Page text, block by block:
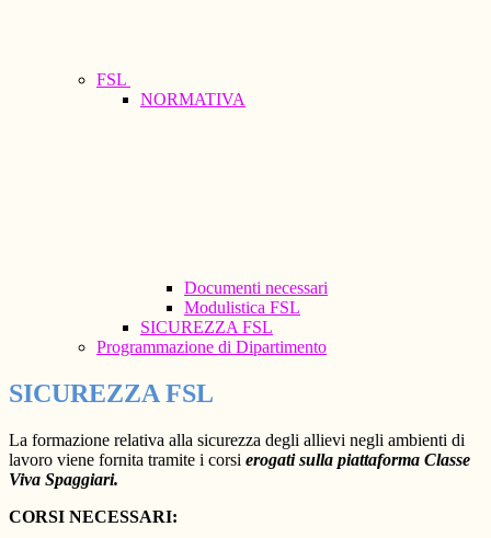
FSL
NORMATIVA
Documenti necessari
Modulistica FSL
SICUREZZA FSL
Programmazione di Dipartimento
SICUREZZA FSL
La formazione relativa alla sicurezza degli allievi negli ambienti di
lavoro viene fornita tramite i corsi erogati sulla piattaforma Classe
Viva Spaggiari.
CORSI NECESSARI: